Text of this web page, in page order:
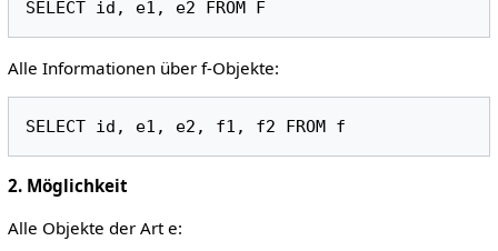
Alle Informationen über f-Objekte:
2. Möglichkeit
Alle Objekte der Art e: